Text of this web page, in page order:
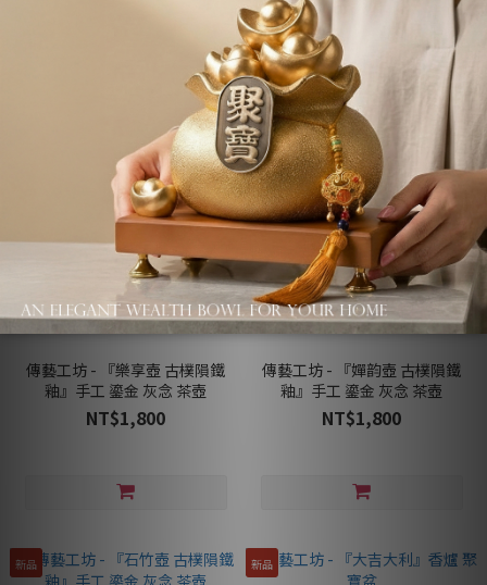
傳藝工坊 - 『樂享壺 古樸隕鐵
釉』手工 鎏金 灰念 茶壺
NT$1,800
新品
傳藝工坊 - 『嬋韵壺 古樸隕鐵
釉』手工 鎏金 灰念 茶壺
NT$1,800
新品 新品